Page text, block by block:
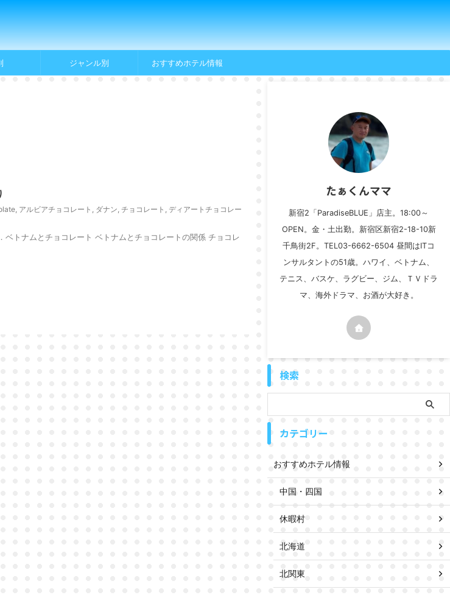
ジャンル別 おすすめホテル情報
, アルビアチョコレート , ダナン, チョコレート , ディアートチョコレー
トナムとチョコレート ベトナムとチョコレートの関係 チョコレ
たぁくんママ
新宿2「ParadiseBLUE」店主。18:00～
OPEN。金・土出勤。新宿区新宿2-18-10新
千鳥街2F。TEL03-6662-6504 昼間はITコ
ンサルタントの51歳。ハワイ、ベトナム、
テニス、バスケ、ラグビー、ジム、ＴＶドラ
マ、海外ドラマ、お酒が大好き。
検索
カテゴリー
おすすめホテル情報
中国・四国
休暇村
北海道
北関東